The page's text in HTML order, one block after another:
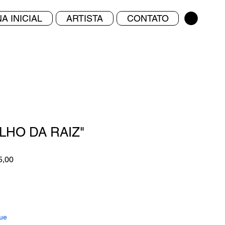
INICIAL ARTISTA CONTATO
DA RAIZ"
Preço